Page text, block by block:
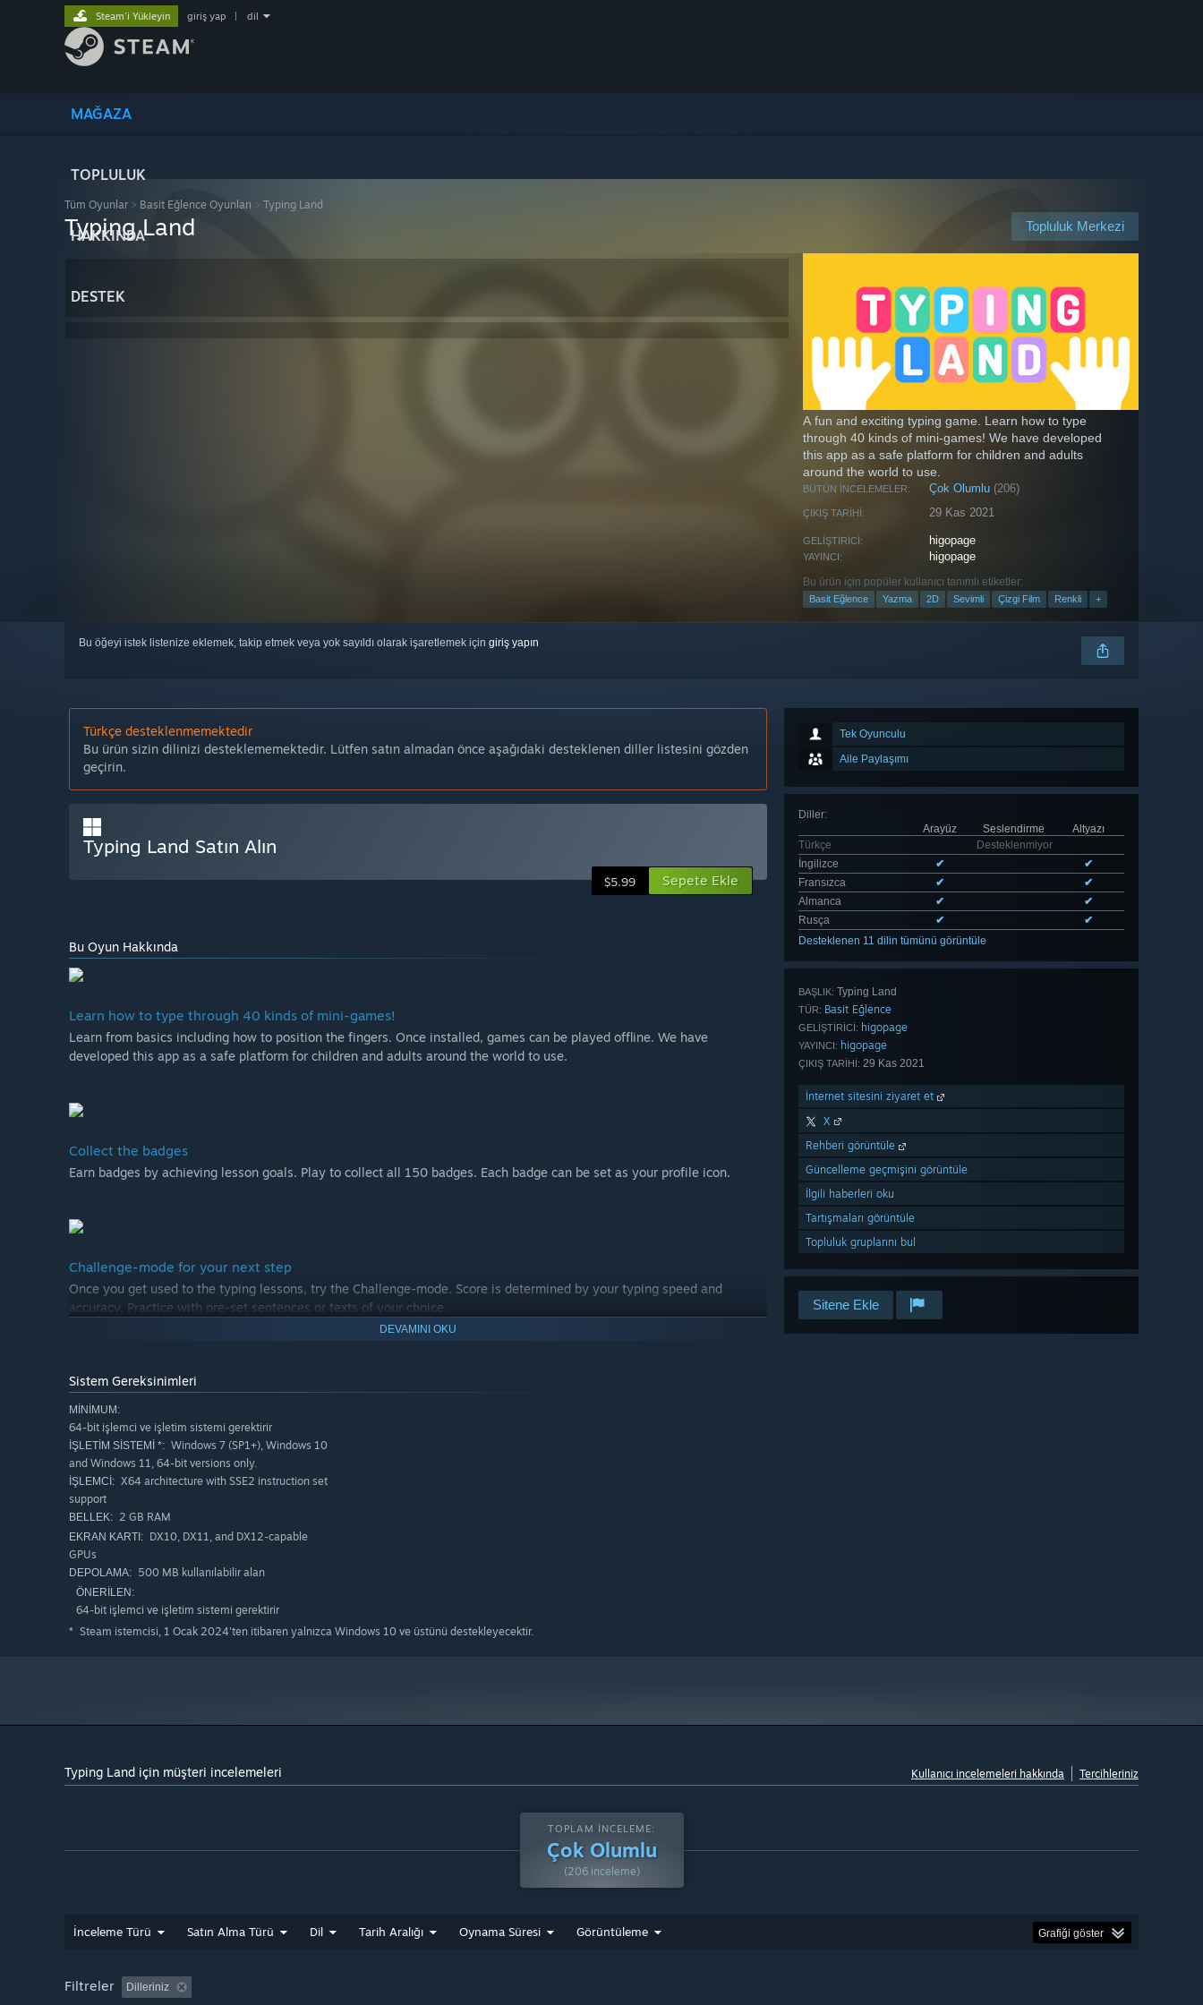
MAĞAZA
TOPLULUK
HAKKINDA
DESTEK
Steam'i Yükleyin giriş yap dil
Tüm Oyunlar > Basit Eğlence Oyunları > Typing Land
Topluluk Merkezi
Typing Land
A fun and exciting typing game. Learn how to type
through 40 kinds of mini-games! We have developed
this app as a safe platform for children and adults
around the world to use.
BÜTÜN İNCELEMELER: Çok Olumlu (206)
ÇIKIŞ TARIHI: 29 Kas 2021
GELIŞTIRICI: higopage
YAYINCI: higopage
Bu ürün için popüler kullanıcı tanımlı etiketler:
Basit Eğlence Yazma 2D Sevimli Çizgi Film Renkli +
Bu öğeyi istek listenize eklemek, takip etmek veya yok sayıldı olarak işaretlemek için giriş yapın
Tek Oyunculu
Aile Paylaşımı
Diller:
Arayüz
Seslendirme
Altyazı
Türkçe
Desteklenmiyor
İngilizce
✔
✔
Fransızca
✔
✔
Almanca
✔
✔
Rusça
✔
✔
Desteklenen 11 dilin tümünü görüntüle
BAŞLIK: Typing Land
TÜR: Basit Eğlence
GELIŞTIRICI: higopage
YAYINCI: higopage
ÇIKIŞ TARIHI: 29 Kas 2021
İnternet sitesini ziyaret et
X
Rehberi görüntüle
Güncelleme geçmişini görüntüle
İlgili haberleri oku
Tartışmaları görüntüle
Topluluk gruplarını bul
Sitene Ekle
Türkçe desteklenmemektedir
Bu ürün sizin dilinizi desteklememektedir. Lütfen satın almadan önce aşağıdaki desteklenen diller listesini gözden
geçirin.
Typing Land Satın Alın
$5.99 Sepete Ekle
Bu Oyun Hakkında
Learn how to type through 40 kinds of mini-games!
Learn from basics including how to position the fingers. Once installed, games can be played offline. We have
developed this app as a safe platform for children and adults around the world to use.
Collect the badges
Earn badges by achieving lesson goals. Play to collect all 150 badges. Each badge can be set as your profile icon.
Challenge-mode for your next step
Once you get used to the typing lessons, try the Challenge-mode. Score is determined by your typing speed and
accuracy. Practice with pre-set sentences or texts of your choice.
DEVAMINI OKU
Sistem Gereksinimleri
MINIMUM:
64-bit işlemci ve işletim sistemi gerektirir
İŞLETIM SISTEMI *: Windows 7 (SP1+), Windows 10
and Windows 11, 64-bit versions only.
İŞLEMCI: X64 architecture with SSE2 instruction set
support
BELLEK: 2 GB RAM
EKRAN KARTI: DX10, DX11, and DX12-capable
GPUs
DEPOLAMA: 500 MB kullanılabilir alan
ÖNERILEN:
64-bit işlemci ve işletim sistemi gerektirir
* Steam istemcisi, 1 Ocak 2024'ten itibaren yalnızca Windows 10 ve üstünü destekleyecektir.
Typing Land için müşteri incelemeleri Kullanıcı incelemeleri hakkında Tercihleriniz
TOPLAM İNCELEME:
Çok Olumlu
(206 inceleme)
İnceleme Türü Satın Alma Türü Dil Tarih Aralığı Oynama Süresi Görüntüleme Grafiği göster
Filtreler Dilleriniz